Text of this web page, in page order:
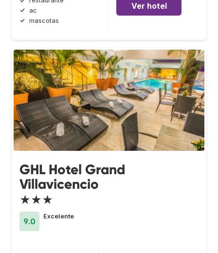
ac
mascotas
Ver hotel
GHL Hotel Grand
Villavicencio
★★★
9.0
Excelente